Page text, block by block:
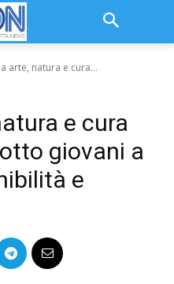
arte, natura e cura...
e cura
giovani a
e